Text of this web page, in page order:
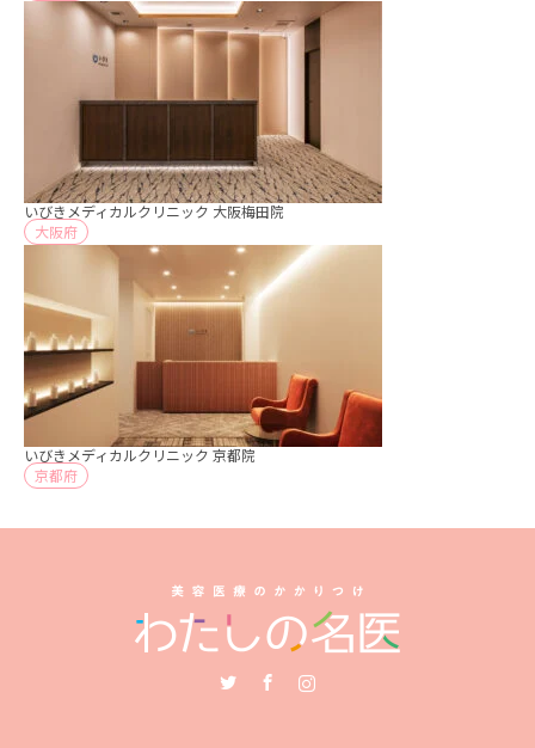
いびきメディカルクリニック 大阪梅田院
大阪府
いびきメディカルクリニック 京都院
京都府